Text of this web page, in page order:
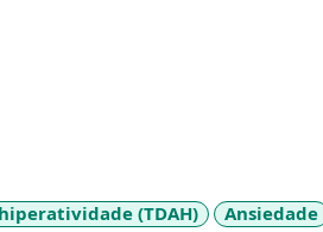
(TDAH)
Ansiedade